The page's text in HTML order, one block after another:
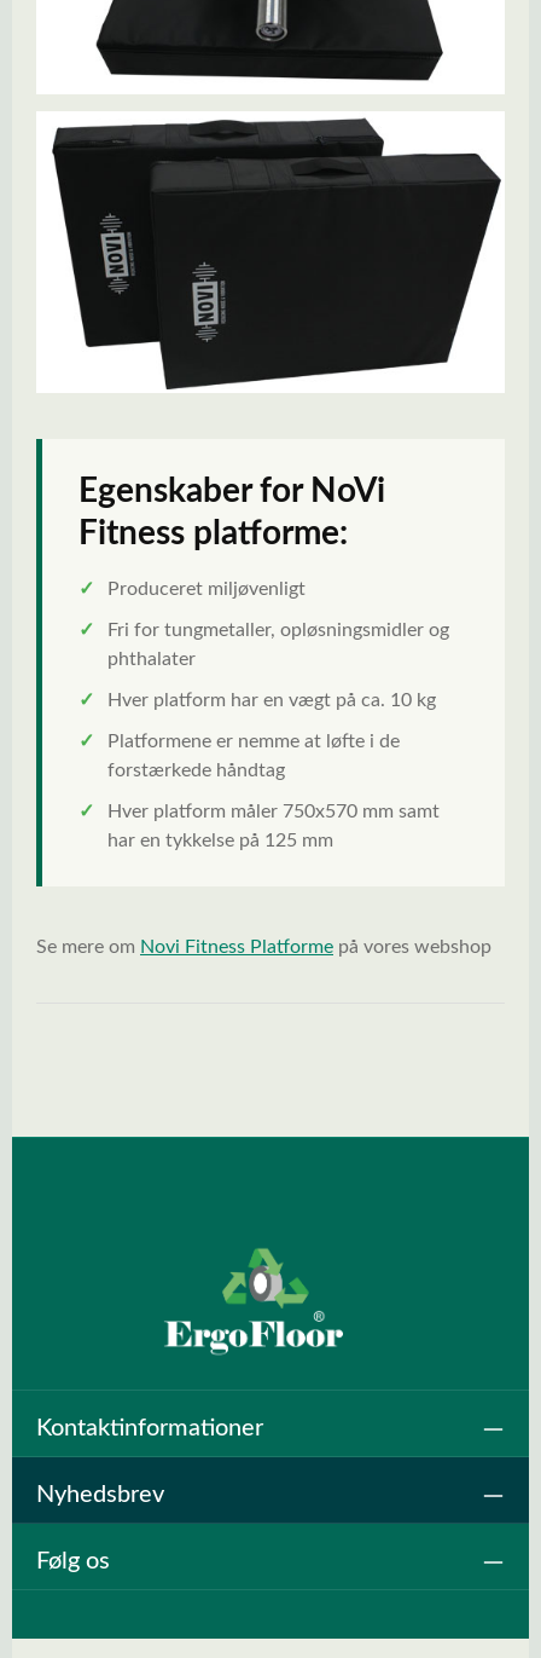
Egenskaber for NoVi
Fitness platforme:
✓ Produceret miljøvenligt
✓
Fri for tungmetaller, opløsningsmidler og
phthalater
✓ Hver platform har en vægt på ca. 10 kg
✓
Platformene er nemme at løfte i de
forstærkede håndtag
✓
Hver platform måler 750x570 mm samt
har en tykkelse på 125 mm
Se mere om Novi Fitness Platforme på vores webshop
Kontaktinformationer
Nyhedsbrev
Følg os